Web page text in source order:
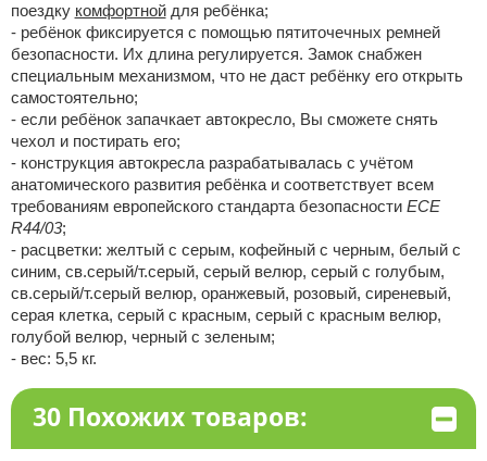
поездку комфортнойдля ребёнка;
- ребёнок фиксируется с помощью пятиточечных ремней
безопасности. Их длина регулируется. Замок снабжен
специальным механизмом, что не даст ребёнку его открыть
самостоятельно;
- если ребёнок запачкает автокресло, Вы сможете снять
чехол и постирать его;
- конструкция автокресла разрабатывалась с учётом
анатомического развития ребёнка и соответствует всем
требованиям европейского стандарта безопасности ЕСЕ
R44/03;
- расцветки: желтый с серым, кофейный с черным, белый с
синим, св.серый/т.серый, серый велюр, серый с голубым,
св.серый/т.серый велюр, оранжевый, розовый, сиреневый,
серая клетка, серый с красным, серый с красным велюр,
голубой велюр, черный с зеленым;
- вес: 5,5 кг.
30 Похожих товаров: